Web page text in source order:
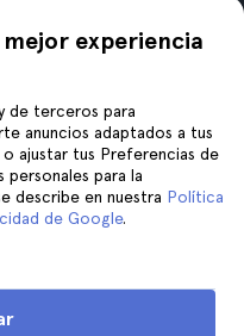
experiencia
de terceros para
anuncios adaptados a tus
ajustar tus Preferencias de
para la
describe en nuestra Política
de Google.
a nosotros en